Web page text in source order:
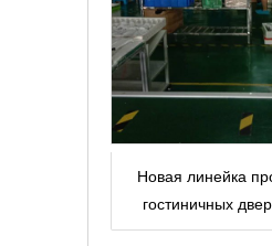
Новая линейка
гостиничных